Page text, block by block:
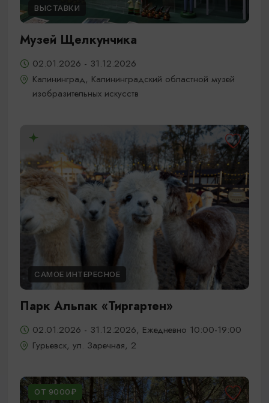
ВЫСТАВКИ
Музей Щелкунчика
02.01.2026 - 31.12.2026
Калининград, Калининградский областной музей
изобразительных искусств
САМОЕ ИНТЕРЕСНОЕ
Парк Альпак «Тиргартен»
02.01.2026 - 31.12.2026, Ежедневно 10:00-19:00
Гурьевск, ул. Заречная, 2
ОТ 9000₽